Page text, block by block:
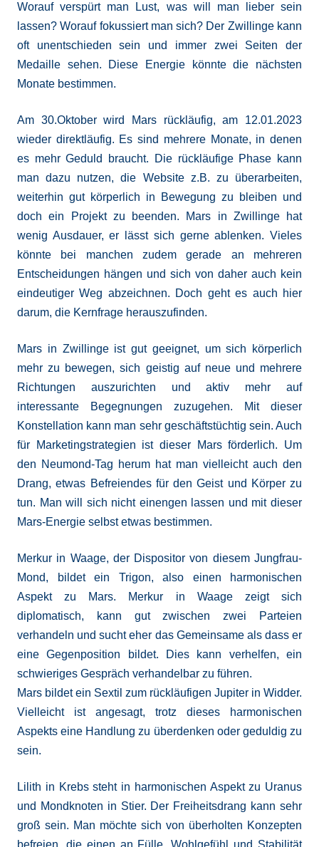
Worauf verspürt man Lust, was will man lieber sein
lassen? Worauf fokussiert man sich? Der Zwillinge kann
oft unentschieden sein und immer zwei Seiten der
Medaille sehen. Diese Energie könnte die nächsten
Monate bestimmen.
Am 30.Oktober wird Mars rückläufig, am 12.01.2023
wieder direktläufig. Es sind mehrere Monate, in denen
es mehr Geduld braucht. Die rückläufige Phase kann
man dazu nutzen, die Website z.B. zu überarbeiten,
weiterhin gut körperlich in Bewegung zu bleiben und
doch ein Projekt zu beenden. Mars in Zwillinge hat
wenig Ausdauer, er lässt sich gerne ablenken. Vieles
könnte bei manchen zudem gerade an mehreren
Entscheidungen hängen und sich von daher auch kein
eindeutiger Weg abzeichnen. Doch geht es auch hier
darum, die Kernfrage herauszufinden.
Mars in Zwillinge ist gut geeignet, um sich körperlich
mehr zu bewegen, sich geistig auf neue und mehrere
Richtungen auszurichten und aktiv mehr auf
interessante Begegnungen zuzugehen. Mit dieser
Konstellation kann man sehr geschäftstüchtig sein. Auch
für Marketingstrategien ist dieser Mars förderlich. Um
den Neumond-Tag herum hat man vielleicht auch den
Drang, etwas Befreiendes für den Geist und Körper zu
tun. Man will sich nicht einengen lassen und mit dieser
Mars-Energie selbst etwas bestimmen.
Merkur in Waage, der Dispositor von diesem Jungfrau-
Mond, bildet ein Trigon, also einen harmonischen
Aspekt zu Mars. Merkur in Waage zeigt sich
diplomatisch, kann gut zwischen zwei Parteien
verhandeln und sucht eher das Gemeinsame als dass er
eine Gegenposition bildet. Dies kann verhelfen, ein
schwieriges Gespräch verhandelbar zu führen.
Mars bildet ein Sextil zum rückläufigen Jupiter in Widder.
Vielleicht ist angesagt, trotz dieses harmonischen
Aspekts eine Handlung zu überdenken oder geduldig zu
sein.
Lilith in Krebs steht in harmonischen Aspekt zu Uranus
und Mondknoten in Stier. Der Freiheitsdrang kann sehr
groß sein. Man möchte sich von überholten Konzepten
befreien, die einen an Fülle, Wohlgefühl und Stabilität